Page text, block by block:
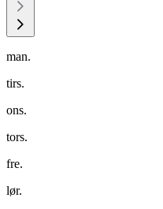
man.
tirs.
ons.
tors.
fre.
lør.